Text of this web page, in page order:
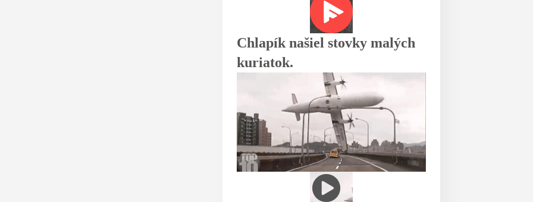
Chlapík našiel stovky malých
kuriatok.